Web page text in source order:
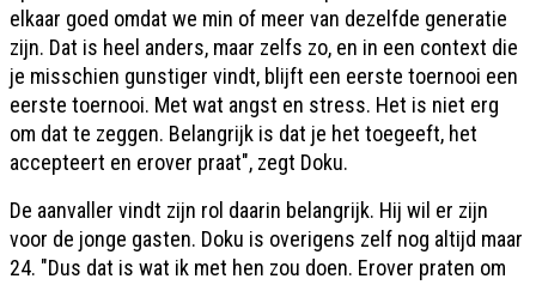
elkaar goed omdat we min of meer van dezelfde generatie
zijn. Dat is heel anders, maar zelfs zo, en in een context die
je misschien gunstiger vindt, blijft een eerste toernooi een
eerste toernooi. Met wat angst en stress. Het is niet erg
om dat te zeggen. Belangrijk is dat je het toegeeft, het
accepteert en erover praat", zegt Doku.
De aanvaller vindt zijn rol daarin belangrijk. Hij wil er zijn
voor de jonge gasten. Doku is overigens zelf nog altijd maar
24. "Dus dat is wat ik met hen zou doen. Erover praten om